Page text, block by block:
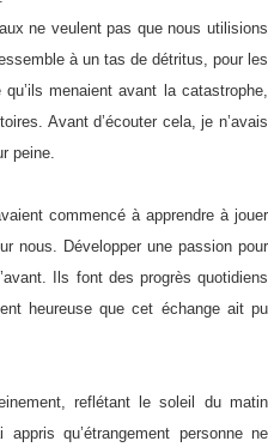
ne veulent pas que nous utilisions
à un tas de détritus, pour les
menaient avant la catastrophe,
Avant d’écouter cela, je n’avais
peine.
commencé à apprendre à jouer
nous. Développer une passion pour
Ils font des progrès quotidiens
heureuse que cet échange ait pu
reflétant le soleil du matin
qu’étrangement personne ne